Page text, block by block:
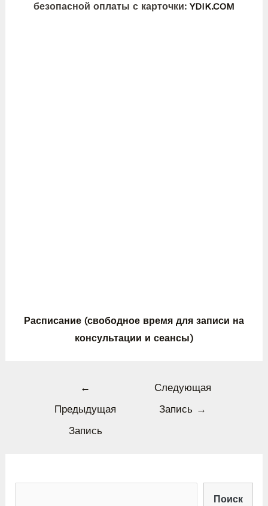
безопасной оплаты с карточки: YDIK.COM
Расписание (свободное время для записи на
консультации и сеансы)
←
Предыдущая
Запись
Следующая
Запись →
Поиск